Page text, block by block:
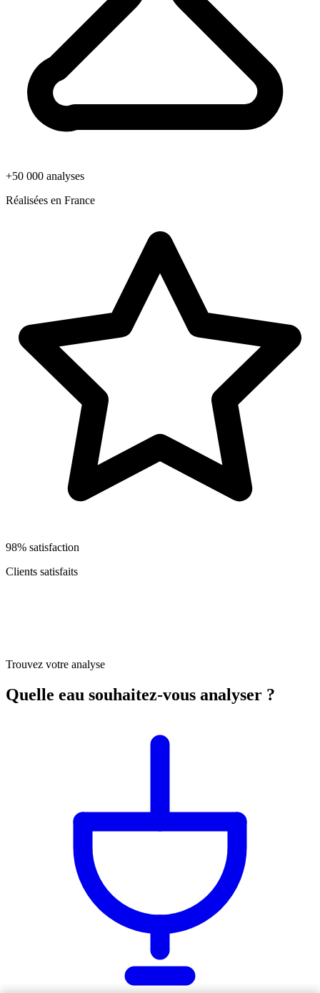
+50 000 analyses
Réalisées en France
98% satisfaction
Clients satisfaits
Trouvez votre analyse
Quelle eau souhaitez-vous analyser ?